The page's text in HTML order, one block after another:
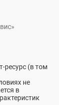
ресурс (в том
не
в